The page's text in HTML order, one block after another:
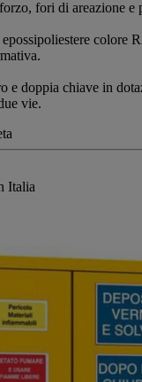
fori di areazione e
colore
e doppia chiave in
vie.
Italia